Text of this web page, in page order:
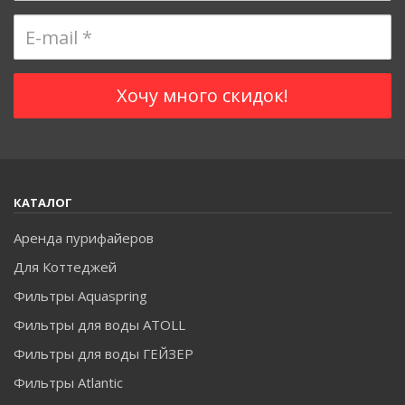
отфильтрованную воду использовать и для косметических
целей.
бытового фильтра
сделать натуральные средства для ухода за кожей и волосами.
Самое простое - это просто заморозить кубики и протирать
КАТАЛОГ
Аренда пурифайеров
Для Коттеджей
Фильтры Aquaspring
Фильтры для воды ATOLL
Фильтры для воды ГЕЙЗЕР
Фильтры Atlantic